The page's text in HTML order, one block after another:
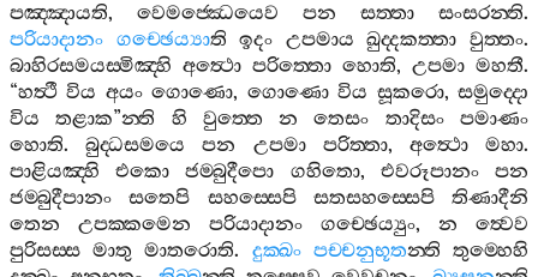
පඤ‍්ඤායති, වෙමජ‍්ඣෙයෙව පන සත‍්තා සංසරන‍්ති.
පරියාදානං ගච‍්ඡෙය්‍යාති ඉදං උපමාය ඛුද‍්දකත‍්තා වුත‍්තං.
බාහිරසමයස‍්මිඤ‍්හි අත්‍ථො පරිත‍්තො හොති, උපමා මහතී.
“හත්‍ථී විය අයං ගොණො, ගොණො විය සූකරො,සමුද‍්දො
විය
තළාක”න‍්ති හි වුත‍්තෙ න තෙසං තාදිසං
පමාණං
හොති.බුද‍්ධසමයෙ පන උපමා පරිත‍්තා, අත්‍ථො මහා.
පාළියඤ‍්හි
එකො ජම‍්බුදීපො ගහිතො, එවරූපානං
පන
ජම‍්බුදීපානං
සතෙපි සහස‍්සෙපි සතසහස‍්සෙපි
තිණාදීනි
තෙන
උපක‍්කමෙන පරියාදානං ගච‍්ඡෙය්‍යුං, න
ත්‍වෙව
පුරිසස‍්ස මාතු මාතරොති. දුක‍්ඛං පච‍්චනුභූතන‍්ති තුම‍්හෙහි